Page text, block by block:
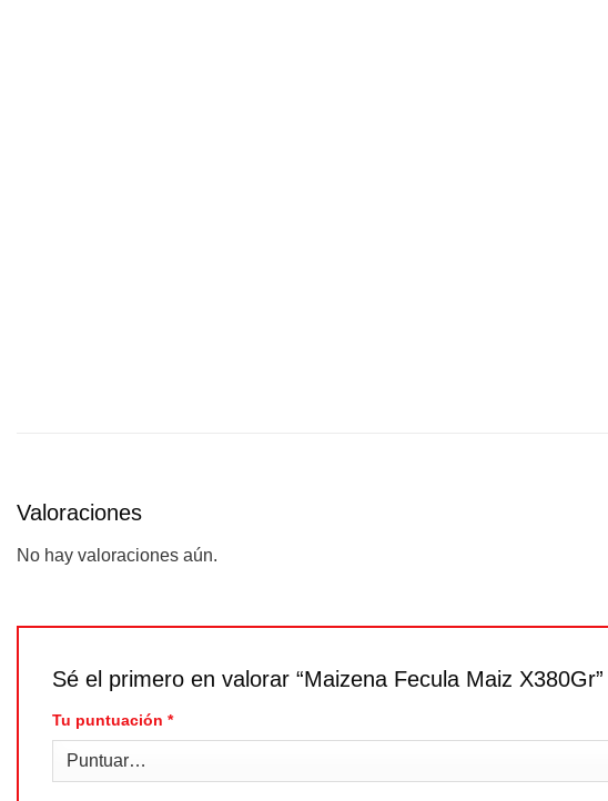
Valoraciones
No hay valoraciones aún.
Sé el primero en valorar “Maizena Fecula Maiz X380Gr”
Tu puntuación *